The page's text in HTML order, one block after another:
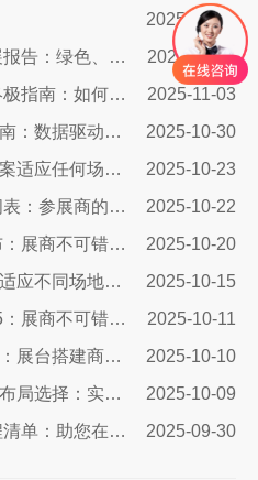
2025-12-29
2025荷兰展台设计搭建发展报告：绿色、智能与沉浸式体验引领未来
2025-11-04
2025北京展台设计搭建商终极指南：如何避开三大陷阱让展会投入物超所值
2025-11-03
南非展台设计搭建商终极指南：数据驱动策略引爆展会ROI​​
2025-10-30
荷兰展位设计：几种灵活方案适应任何场地需求
2025-10-23
2026阿联酋迪拜展览会时间表：参展商的终极战略指南
2025-10-22
2026法国展览会时间表发布：展商不可错过的市场机遇与搭建指南
2025-10-20
南非展位设计新策略：四种适应不同场地需求的搭建方案与实战指南
2025-10-15
韩国展览经济发展报告2025：展商不可错过的市场机遇与实战指南
2025-10-11
巴西展会紧急情况应对手册：展台搭建商的终极生存指南
2025-10-10
日本展台搭建的尺寸分析与布局选择：实用指南助您精准出击
2025-10-09
2025阿联酋迪拜参展全流程清单：助您在中东市场脱颖而出
2025-09-30